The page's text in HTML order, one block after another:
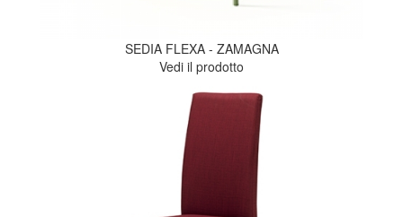
SEDIA FLEXA - ZAMAGNA
Vedi il prodotto